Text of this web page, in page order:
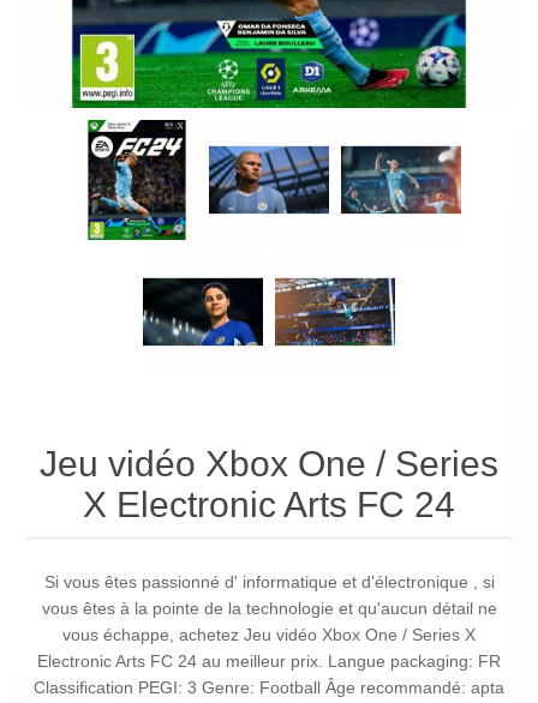
Jeu vidéo Xbox One / Series
X Electronic Arts FC 24
Si vous êtes passionné d' informatique et d'électronique , si
vous êtes à la pointe de la technologie et qu'aucun détail ne
vous échappe, achetez Jeu vidéo Xbox One / Series X
Electronic Arts FC 24 au meilleur prix. Langue packaging: FR
Classification PEGI: 3 Genre: Football Âge recommandé: apta